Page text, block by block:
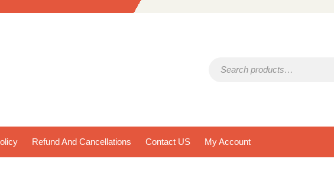
Refund And Cancellations Contact US My Account